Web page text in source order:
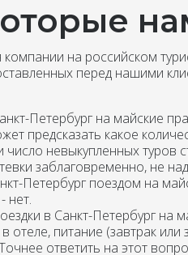
на российском
перед нашими
Петербург на майские
предсказать какое
невыкупленных туров
заблаговременно, не
Петербург поездом на
нет.
в Санкт-Петербург на
питание (завтрак
ответить на этот